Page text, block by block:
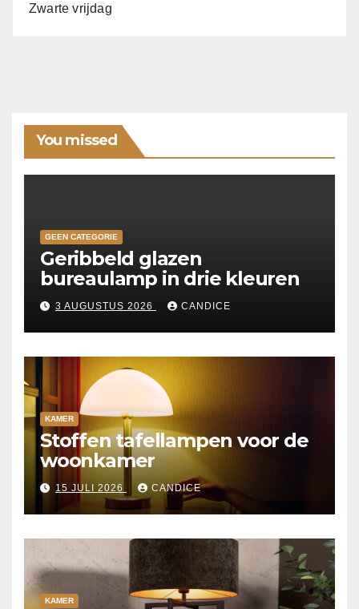
Zwarte vrijdag
You missed
GEEN CATEGORIE
Geribbeld glazen
bureaulamp in drie kleuren
3 AUGUSTUS 2026 CANDICE
KAMER
Stoffen tafellampen voor de
woonkamer
15 JULI 2026 CANDICE
KAMER